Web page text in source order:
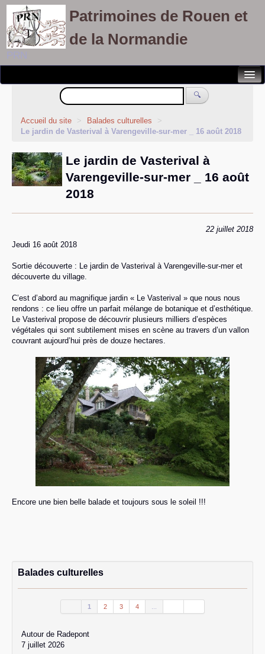
Patrimoines de Rouen et
de la Normandie
PRN
Notre association
Randonnées patrimoines
Visites découvertes
Balades culturelles
Rallyes pédestres
🔍
Accueil du site > Balades culturelles
>
Le jardin de Vasterival à Varengeville-sur-mer _ 16 août 2018
Le jardin de Vasterival à
Varengeville-sur-mer _ 16 août
2018
22 juillet 2018
Jeudi 16 août 2018
Sortie découverte : Le jardin de Vasterival à Varengeville-sur-mer et
découverte du village.
C’est d’abord au magnifique jardin « Le Vasterival » que nous nous
rendons : ce lieu offre un parfait mélange de botanique et d’esthétique.
Le Vasterival propose de découvrir plusieurs milliers d’espèces
végétales qui sont subtilement mises en scène au travers d’un vallon
couvrant aujourd’hui près de douze hectares.
Encore une bien belle balade et toujours sous le soleil !!!
Balades culturelles
1 2 3 4
Autour de Radepont
7 juillet 2026